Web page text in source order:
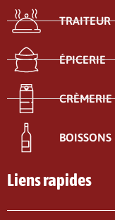
TRAITEUR
ÉPICERIE
CRÈMERIE
BOISSONS
Liens rapides